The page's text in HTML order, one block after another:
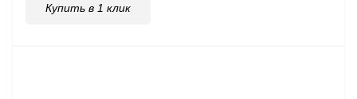
Купить в 1 клик